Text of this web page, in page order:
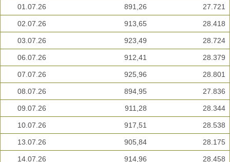
01.07.26 891,26 27.721
02.07.26 913,65 28.418
03.07.26 923,49 28.724
06.07.26 912,41 28.379
07.07.26 925,96 28.801
08.07.26 894,95 27.836
09.07.26 911,28 28.344
10.07.26 917,51 28.538
13.07.26 905,84 28.175
14.07.26 914,96 28.458